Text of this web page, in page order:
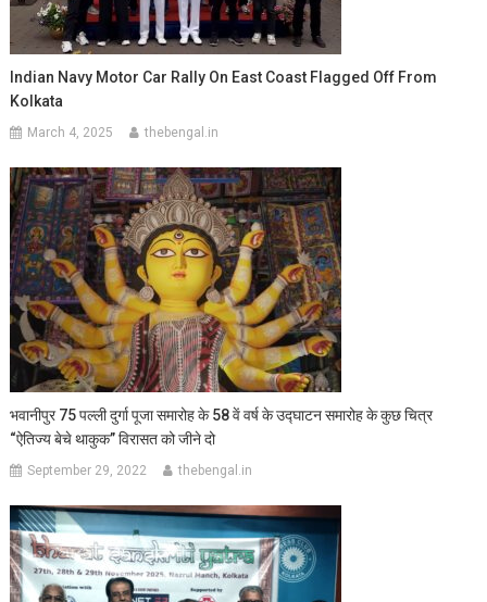
Indian Navy Motor Car Rally On East Coast Flagged Off From
Kolkata
March 4, 2025 thebengal.in
भवानीपुर 75 पल्ली दुर्गा पूजा समारोह के 58 वें वर्ष के उद्घाटन समारोह के कुछ चित्र
“ऐतिज्य बेचे थाकुक” विरासत को जीने दो
September 29, 2022 thebengal.in